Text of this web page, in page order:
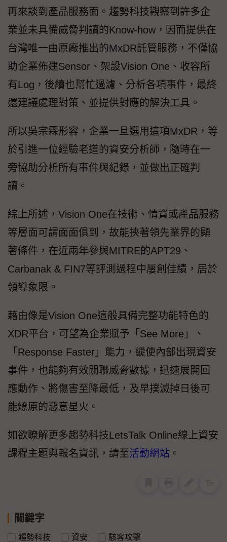
再來談到產品服務面。趨勢科技觀察到許多企
業並未具備威脅判讀的Know-how，因而提供在
台灣唯一由原廠推出的MxDR託管服務，不僅協
助企業佈建Sensor、架設Vision One、收容所
有Log，後續也幫忙過濾、分析各項事件，最終
還建議處理對策、並提供對應的解決工具。
所以吳宗霖形容，企業一旦選用這項MxDR，等
於引進一位經驗老道的資安分析師，隨時在一
旁協助分析所有事件與紀錄，並做出正確判
讀。
綜上所述，Vision One在技術、情資或產品服務
等層面可謂面面俱到，故能挾著領先業界的顯
著條件，在近兩年參與MITRE的APT29、
Carbanak & FIN7等評測過程中屢創佳績，居於
領導象限。
藉由像是Vision One這般具備完整功能特色的
XDR平台，可望為企業賦予「See More」、
「Response Faster」能力，縱使內部出現資安
事件，也能夠有效關聯威脅數據，迅速展開回
應動作、將傷害至降最低，及早撲滅掉日後可
能燎原的惡意星火。
如欲瞭解更多趨勢科技LetsTalk Online線上資安
課程主題與報名資訊，請至活動網站 。
關鍵字
趨勢科技 資安 駭客攻擊